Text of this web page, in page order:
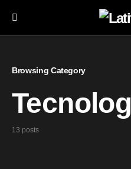
Browsing Category
13 posts